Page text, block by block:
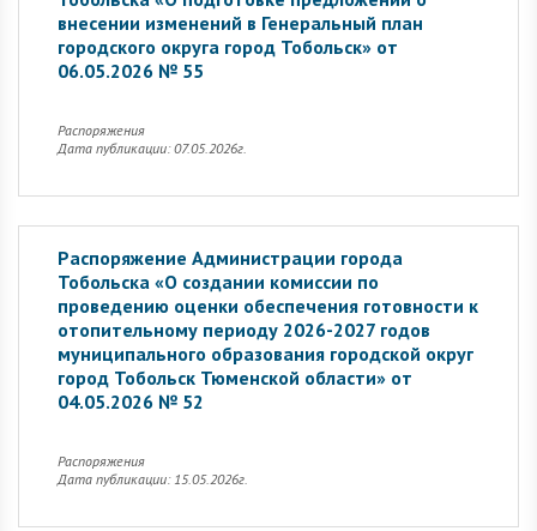
внесении изменений в Генеральный план
городского округа город Тобольск» от
06.05.2026 № 55
Распоряжения
Дата публикации: 07.05.2026г.
Распоряжение Администрации города
Тобольска «О создании комиссии по
проведению оценки обеспечения готовности к
отопительному периоду 2026-2027 годов
муниципального образования городской округ
город Тобольск Тюменской области» от
04.05.2026 № 52
Распоряжения
Дата публикации: 15.05.2026г.